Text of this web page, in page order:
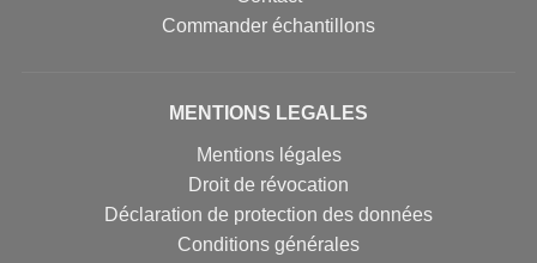
Commander échantillons
MENTIONS LEGALES
Mentions légales
Droit de révocation
Déclaration de protection des données
Conditions générales